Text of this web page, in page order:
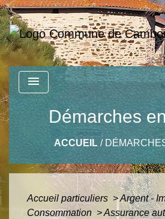
menu
Démarches
ACCUEIL/
Accueil particuliers >Argent -
Consommation >Assurance